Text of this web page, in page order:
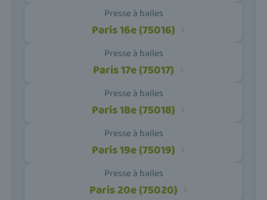
Presse à balles
Paris 16e (75016)
Presse à balles
Paris 17e (75017)
Presse à balles
Paris 18e (75018)
Presse à balles
Paris 19e (75019)
Presse à balles
Paris 20e (75020)